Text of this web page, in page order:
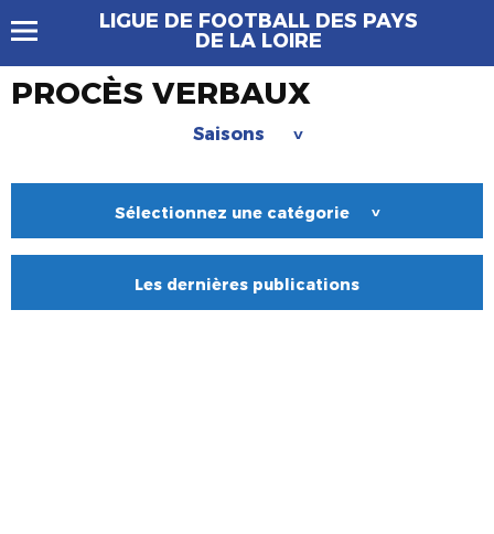
LIGUE DE FOOTBALL DES PAYS
DE LA LOIRE
PROCÈS VERBAUX
Saisons >
Sélectionnez une catégorie >
Les dernières publications